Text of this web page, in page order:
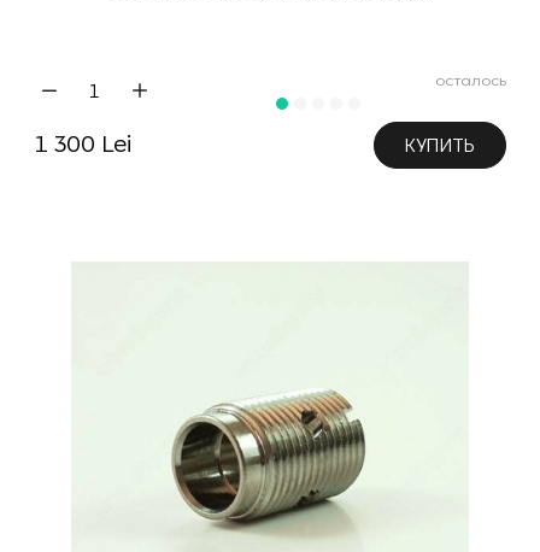
осталось
1 300 Lei КУПИТЬ